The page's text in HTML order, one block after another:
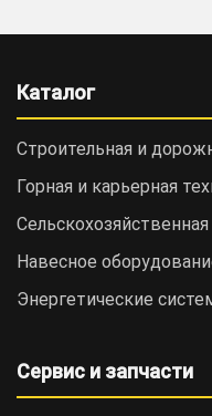
Каталог
Строительная и
Горная и карьерная
Навесное
Энергетические
Сервис и запчасти